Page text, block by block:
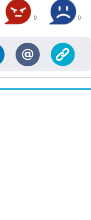
0 0